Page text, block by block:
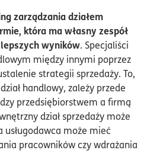
zarządzania działem
która ma własny zespół
wyników. Specjaliści
między innymi poprzez
strategii sprzedaży. To,
handlowy, zależy przede
przedsiębiorstwem a firmą
dział sprzedaży może
może mieć
pracowników czy wdrażania